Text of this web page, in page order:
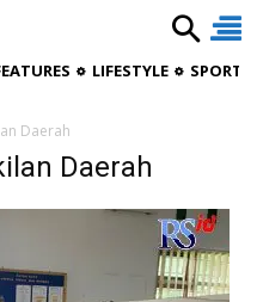
LIFESTYLE
Daerah
Daerah